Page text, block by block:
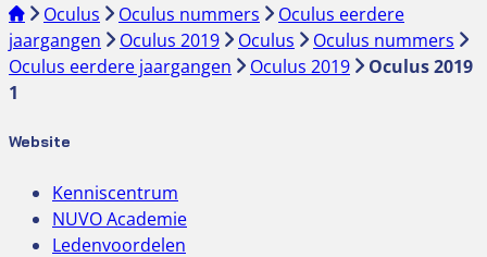
Oculus Oculus nummers
Oculus eerdere
jaargangen
Oculus 2019 Oculus
Oculus nummers
Oculus eerdere jaargangen
Oculus 2019
Oculus 2019
1
Website
Kenniscentrum
NUVO Academie
Ledenvoordelen